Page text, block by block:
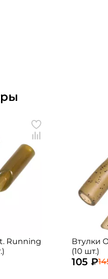
Running
Втулки
(10 шт.)
105 ₽